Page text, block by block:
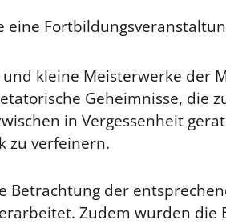
kleine Meisterwerke der
Geheimnisse, die
in Vergessenheit
zu verfeinern.
Betrachtung der
Zudem wurden